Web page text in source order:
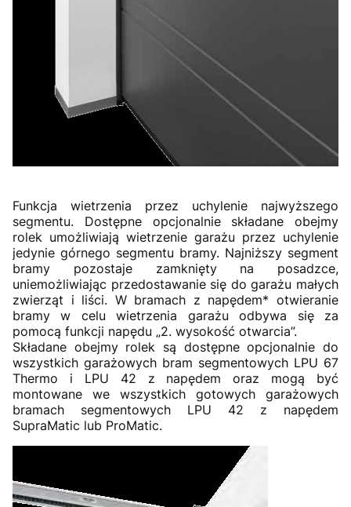
Funkcja wietrzenia przez uchylenie najwyższego
segmentu. Dostępne opcjonalnie składane obejmy
rolek umożliwiają wietrzenie garażu przez uchylenie
jedynie górnego segmentu bramy. Najniższy segment
bramy pozostaje zamknięty na posadzce,
uniemożliwiając przedostawanie się do garażu małych
zwierząt i liści. W bramach z napędem* otwieranie
bramy w celu wietrzenia garażu odbywa się za
pomocą funkcji napędu „2. wysokość otwarcia”.
Składane obejmy rolek są dostępne opcjonalnie do
wszystkich garażowych bram segmentowych LPU 67
Thermo i LPU 42 z napędem oraz mogą być
montowane we wszystkich gotowych garażowych
bramach segmentowych LPU 42 z napędem
SupraMatic lub ProMatic.